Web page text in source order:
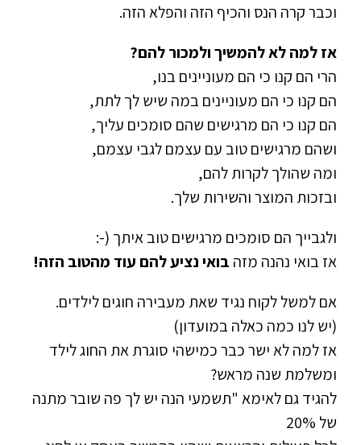
וכבר קרה הנס והכיף הזה והפלא הזה.
אז למה לא להמשיך ולמכור להם?
הרי הם קנו כי הם מעוניינים בנו,
הם קנו כי הם מעוניינים במה שיש לך לתת,
הם קנו כי הם מרגישים שהם סומכים עליך,
ושהם מרגישים טוב עם עצמם לגבי עצמם,
ומה שהולך לקרות להם,
ובזכות המוצר והשירות שלך.
ולגבייך הם סומכים מרגישים טוב איתך (-:
אז בואי נהנה מזה בואי נציע להם עוד מהטוב הזה!
אם למשל לקוח נגיד שאת מעבירה חוגים לילדים.
(יש לנו כמה כאלה במועדון)
אז למה לא ישר כבר כמישהי סוגרת את החוג לילד
ומשלמת שנה מראש?
להגיד גם לאימא "תשמעי הנה יש לך פה שובר מתנה
של 20%